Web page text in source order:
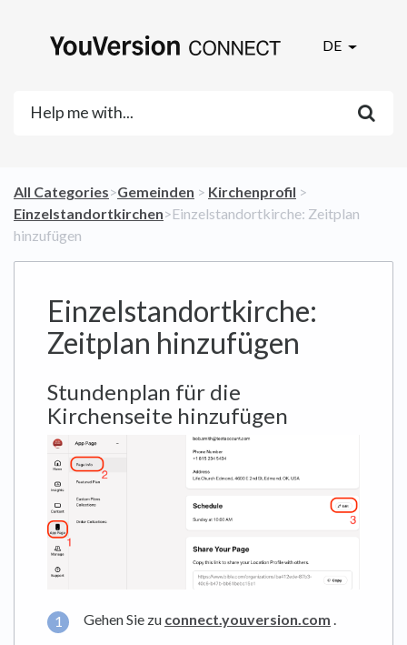
DE
All Categories​>​​Gemeinden ​ > ​ ​Kirchenprofil ​ > ​
Einzelstandortkirchen​>​ Einzelstandortkirche: Zeitplan
hinzufügen
Einzelstandortkirche:
Zeitplan hinzufügen
Stundenplan für die
Kirchenseite hinzufügen
Gehen Sie zu connect.youversion.com .